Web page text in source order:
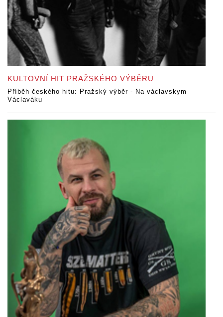
KULTOVNÍ HIT PRAŽSKÉHO VÝBĚRU
Příběh českého hitu: Pražský výběr - Na václavskym
Václaváku